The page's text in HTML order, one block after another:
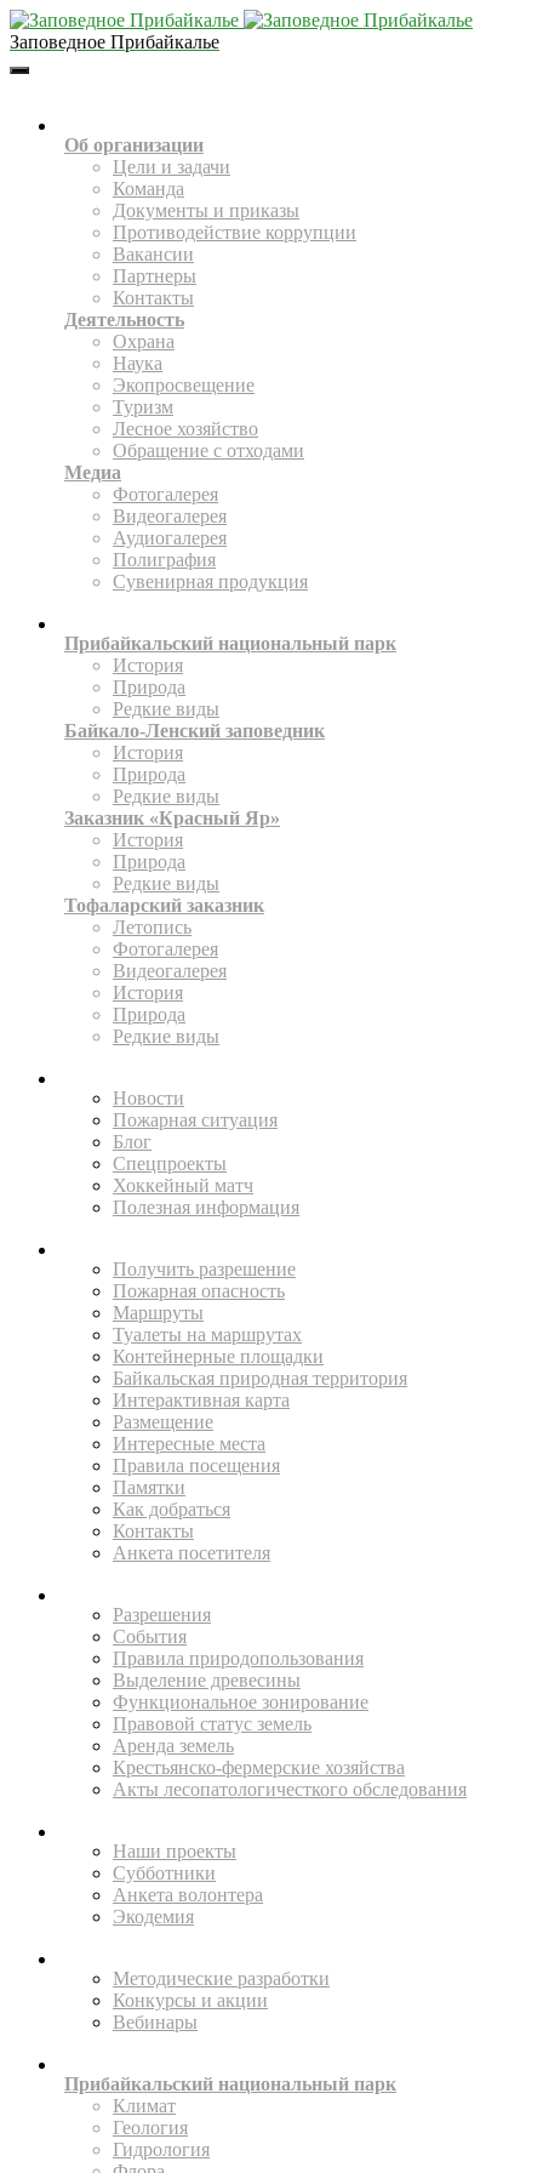
Заповедное Прибайкалье
Toggle
Об организации
Цели и задачи
Команда
Документы и приказы
Противодействие коррупции
Вакансии
Партнеры
Контакты
Деятельность
Охрана
Наука
Экопросвещение
Туризм
Лесное хозяйство
Обращение с отходами
Медиа
Фотогалерея
Видеогалерея
Аудиогалерея
Полиграфия
Сувенирная продукция
Прибайкальский национальный парк
История
Природа
Редкие виды
Байкало-Ленский заповедник
История
Природа
Редкие виды
Заказник «Красный Яр»
История
Природа
Редкие виды
Тофаларский заказник
Летопись
Фотогалерея
Видеогалерея
История
Природа
Редкие виды
Новости
Пожарная ситуация
Блог
Спецпроекты
Хоккейный матч
Полезная информация
Получить разрешение
Пожарная опасность
Маршруты
Туалеты на маршрутах
Контейнерные площадки
Байкальская природная территория
Интерактивная карта
Размещение
Интересные места
Правила посещения
Памятки
Как добраться
Контакты
Анкета посетителя
Разрешения
События
Правила природопользования
Выделение древесины
Функциональное зонирование
Правовой статус земель
Аренда земель
Крестьянско-фермерские хозяйства
Акты лесопатологичесткого обследования
Наши проекты
Субботники
Анкета волонтера
Экодемия
Методические разработки
Конкурсы и акции
Вебинары
Прибайкальский национальный парк
Климат
Геология
Гидрология